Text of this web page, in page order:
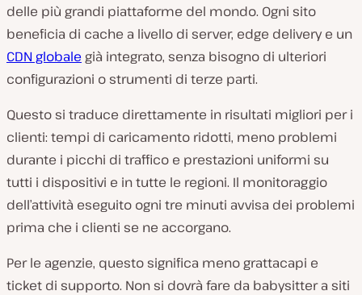
delle più grandi piattaforme del mondo. Ogni sito
beneficia di cache a livello di server, edge delivery e un
CDN globale già integrato, senza bisogno di ulteriori
configurazioni o strumenti di terze parti.
Questo si traduce direttamente in risultati migliori per i
clienti: tempi di caricamento ridotti, meno problemi
durante i picchi di traffico e prestazioni uniformi su
tutti i dispositivi e in tutte le regioni. Il monitoraggio
dell’attività eseguito ogni tre minuti avvisa dei problemi
prima che i clienti se ne accorgano.
Per le agenzie, questo significa meno grattacapi e
ticket di supporto. Non si dovrà fare da babysitter a siti